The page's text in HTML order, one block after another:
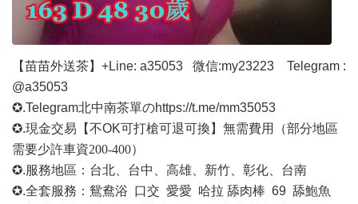
【苗苗外送茶】 +Line: a35053 微信:my23223 Telegram :
@a35053
✪.Telegram北中南茶單のhttps://t.me/mm35053
✪.現金交易【不OK可打槍可退可換】無需費用
（部分地區
需要少許車資200-400）
✪.服務地區：台北、台中、高雄、新竹、彰化、台南
✪.全套服務：鴛鴦浴 口交 愛愛 哈拉 舔肉棒 69 舔鮑魚